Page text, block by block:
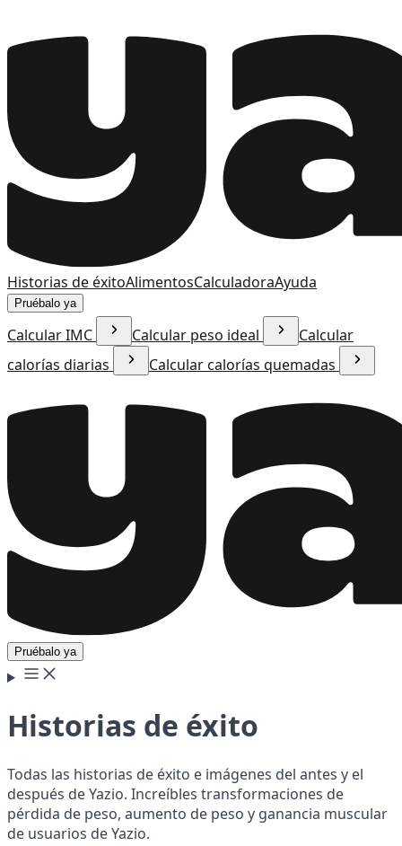
Historias de éxitoAlimentosCalculadoraAyuda
Pruébalo ya
Calcular IMC Calcular peso ideal
Calcular
calorías diarias
Calcular calorías quemadas
Pruébalo ya
Historias de éxito
Todas las historias de éxito e imágenes del antes y el
después de Yazio. Increíbles transformaciones de
pérdida de peso, aumento de peso y ganancia muscular
de usuarios de Yazio.